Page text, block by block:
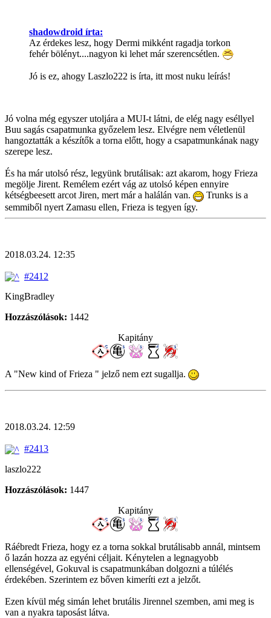
shadowdroid írta:
Az érdekes lesz, hogy Dermi mikként ragadja torkon
fehér bölényt....nagyon ki lehet már szerencsétlen.
Jó is ez, ahogy Laszlo222 is írta, itt most nuku leírás!
Jó volna még egyszer utoljára a MUI-t látni, de elég nagy eséllyel
Buu sagás csapatmunka győzelem lesz. Elvégre nem véletlenül
hangoztatták a készítők a torna előtt, hogy a csapatmunkának nagy
szerepe lesz.
És ha már utolsó rész, legyünk brutálisak: azt akarom, hogy Frieza
megölje Jirent. Remélem ezért vág az utolsó képen ennyire
kétségbeesett arcot Jiren, mert már a halálán van.
Trunks is a
semmiből nyert Zamasu ellen, Frieza is tegyen így.
2018.03.24. 12:35
#2412
KingBradley
Hozzászólások: 1442
Kapitány
A "New kind of Frieza " jelző nem ezt sugallja.
2018.03.24. 12:59
#2413
laszlo222
Hozzászólások: 1447
Kapitány
Ráébredt Frieza, hogy ez a torna sokkal brutálisabb annál, mintsem
ő lazán hozza az egyéni céljait. Kénytelen a legnagyobb
ellenségével, Gokuval is csapatmunkában dolgozni a túlélés
érdekében. Szerintem ez bőven kimeríti ezt a jelzőt.
Ezen kívül még simán lehet brutális Jirennel szemben, ami meg is
van a nyakra taposást látva.